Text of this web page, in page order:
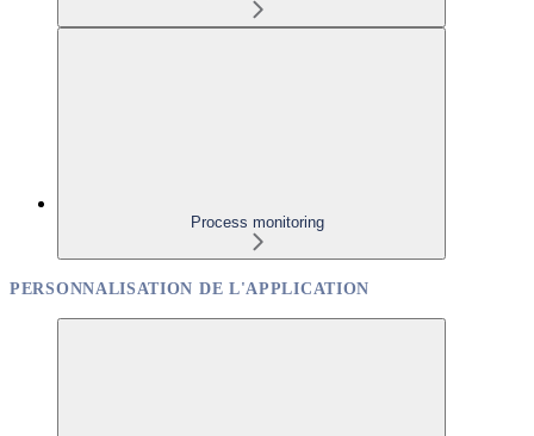
Process monitoring
PERSONNALISATION DE L'APPLICATION